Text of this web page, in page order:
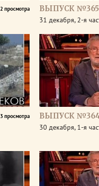
просмотра ВЫПУСК №365
31 декабря, 2-я
просмотра ВЫПУСК
30 декабря, 1-я